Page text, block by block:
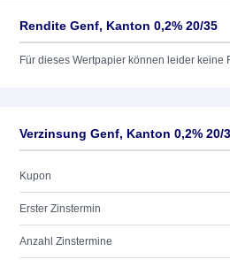
Rendite Genf, Kanton 0,2% 20/35
Für dieses Wertpapier können leider keine
Verzinsung Genf, Kanton 0,2% 20/
Kupon
Erster Zinstermin
Anzahl Zinstermine